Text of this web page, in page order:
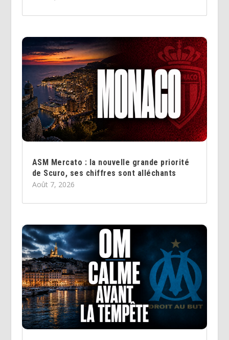
ASM Mercato : la nouvelle grande priorité
de Scuro, ses chiffres sont alléchants
Août 7, 2026